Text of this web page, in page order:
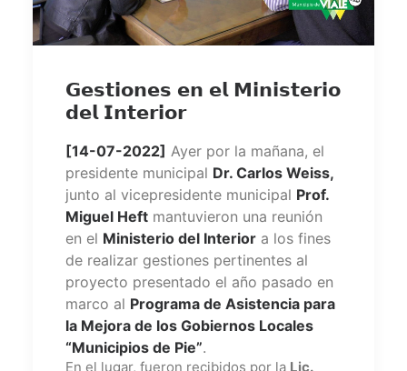
𝗚𝗲𝘀𝘁𝗶𝗼𝗻𝗲𝘀 𝗲𝗻 𝗲𝗹 𝗠𝗶𝗻𝗶𝘀𝘁𝗲𝗿𝗶𝗼
𝗱𝗲𝗹 𝗜𝗻𝘁𝗲𝗿𝗶𝗼𝗿
[14-07-2022] Ayer por la mañana, el
presidente municipal Dr. Carlos Weiss,
junto al vicepresidente municipal Prof.
Miguel Heft mantuvieron una reunión
en el Ministerio del Interior a los fines
de realizar gestiones pertinentes al
proyecto presentado el año pasado en
marco al Programa de Asistencia para
la Mejora de los Gobiernos Locales
“Municipios de Pie”.
En el lugar, fueron recibidos por la Lic.